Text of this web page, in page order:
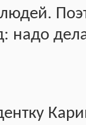
надо